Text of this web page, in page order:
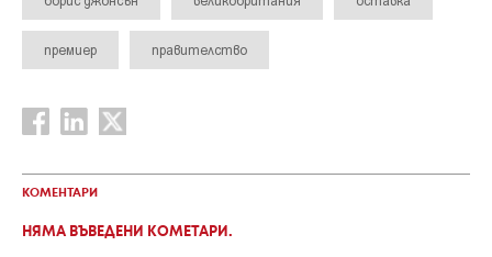
премиер правителство
КОМЕНТАРИ
НЯМА ВЪВЕДЕНИ КОМЕТАРИ.